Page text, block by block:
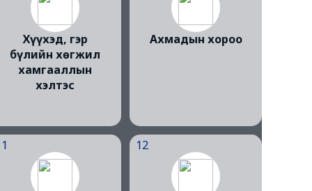
Хүүхэд, гэр
бүлийн хөгжил
хамгааллын
хэлтэс
Ахмадын хороо
12